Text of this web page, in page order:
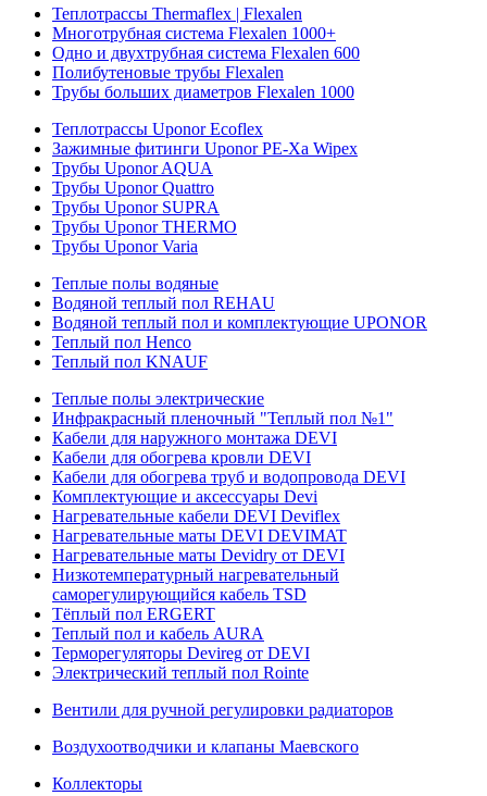
Теплотрассы Thermaflex | Flexalen
Многотрубная система Flexalen 1000+
Одно и двухтрубная система Flexalen 600
Полибутеновые трубы Flexalen
Трубы больших диаметров Flexalen 1000
Теплотрассы Uponor Ecoflex
Зажимные фитинги Uponor PE-Xa Wipex
Трубы Uponor AQUA
Трубы Uponor Quattro
Трубы Uponor SUPRA
Трубы Uponor THERMO
Трубы Uponor Varia
Теплые полы водяные
Водяной теплый пол REHAU
Водяной теплый пол и комплектующие UPONOR
Теплый пол Henco
Теплый пол KNAUF
Теплые полы электрические
Инфракрасный пленочный "Теплый пол №1"
Кабели для наружного монтажа DEVI
Кабели для обогрева кровли DEVI
Кабели для обогрева труб и водопровода DEVI
Комплектующие и аксессуары Devi
Нагревательные кабели DEVI Deviflex
Нагревательные маты DEVI DEVIMAT
Нагревательные маты Devidry от DEVI
Низкотемпературный нагревательный
саморегулирующийся кабель TSD
Тёплый пол ERGERT
Теплый пол и кабель AURA
Терморегуляторы Devireg от DEVI
Электрический теплый пол Rointe
Вентили для ручной регулировки радиаторов
Воздухоотводчики и клапаны Маевского
Коллекторы